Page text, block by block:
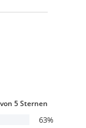
5 Sternen
63%